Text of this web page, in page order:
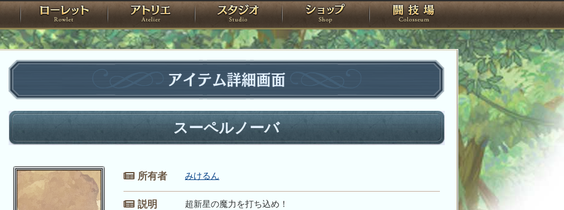
神殿 ローレット アトリエ スタジオ ショップ 闘技場
アイテム詳細画面
スーペルノーバ
所有者 みけるん
説明 超新星の魔力を打ち込め！